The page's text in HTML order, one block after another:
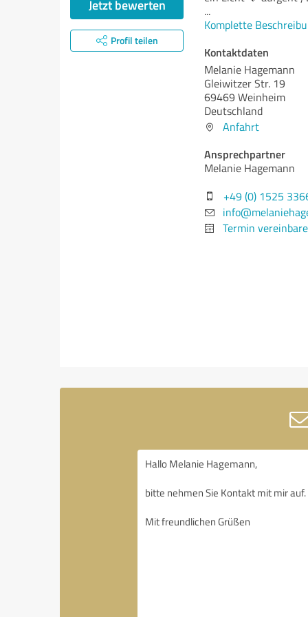
Jetzt bewerten
Profil teilen
...
Komplette
Kontaktdaten
Melanie Hagemann
Gleiwitzer Str. 19
69469 Weinheim
Deutschland
Anfahrt
Ansprechpartner
Melanie Hagemann
+49 (0) 1525
Termin